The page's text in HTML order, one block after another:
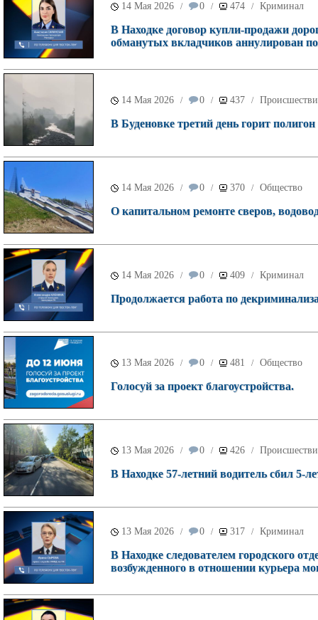
14 Мая 2026 / 0 / 474 / Криминал
В Находке договор купли-продажи
обманутых вкладчиков аннулирован
14 Мая 2026 / 0 / 437 /
В Буденовке третий день горит
14 Мая 2026 / 0 / 370 / Общество
О капитальном ремонте сверов,
14 Мая 2026 / 0 / 409 / Криминал
Продолжается работа по
13 Мая 2026 / 0 / 481 / Общество
Голосуй за проект благоустройства.
13 Мая 2026 / 0 / 426 /
В Находке 57-летний водитель сбил 5-
13 Мая 2026 / 0 / 317 / Криминал
В Находке следователем городского
возбужденного в отношении курьера